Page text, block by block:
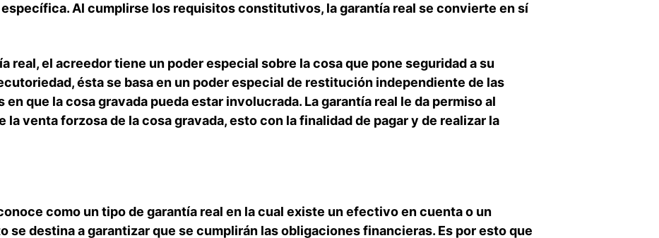
Al cumplirse los requisitos constitutivos, la garantía real se convierte en sí
real, el acreedor tiene un poder especial sobre la cosa que pone seguridad a su
ésta se basa en un poder especial de restitución independiente de las
que la cosa gravada pueda estar involucrada. La garantía real le da permiso al
la venta forzosa de la cosa gravada, esto con la finalidad de pagar y de realizar la
como un tipo de garantía real en la cual existe un efectivo en cuenta o un
se destina a garantizar que se cumplirán las obligaciones financieras. Es por esto que